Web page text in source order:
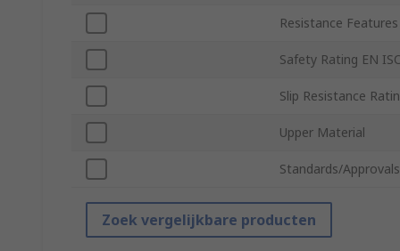
Resistance Features
Safety Rating EN
Slip Resistance
Upper Material
Standards/Approvals
Zoek vergelijkbare producten